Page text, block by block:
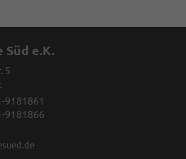
e.K.
5
9181861
9181866